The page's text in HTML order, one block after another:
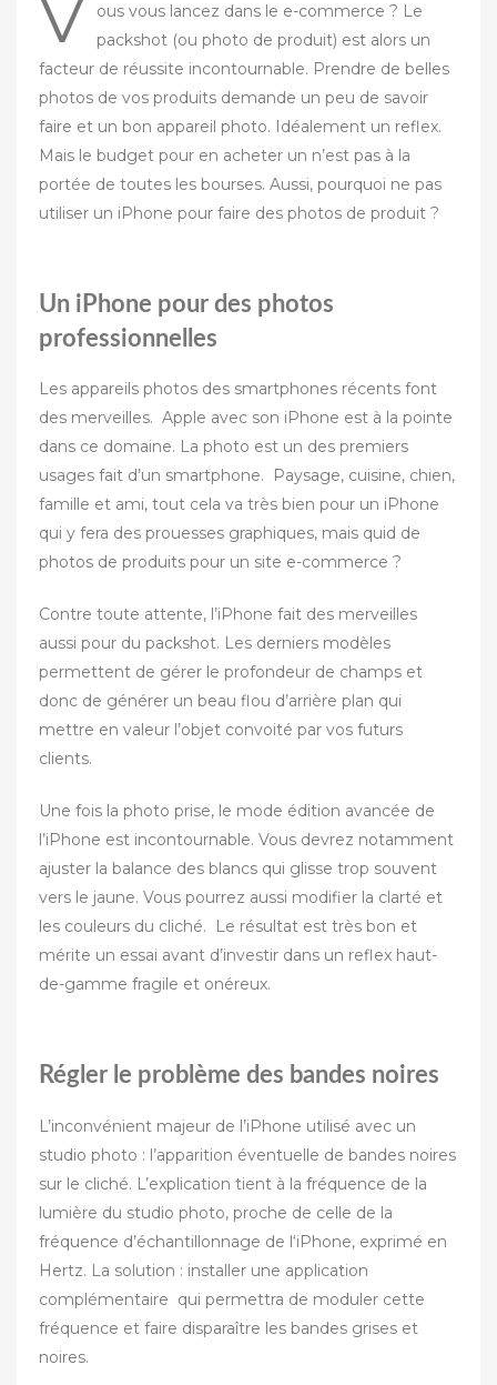
V
ous vous lancez dans le e-commerce ? Le
packshot (ou photo de produit) est alors un
facteur de réussite incontournable. Prendre de belles
photos de vos produits demande un peu de savoir
faire et un bon appareil photo. Idéalement un reflex.
Mais le budget pour en acheter un n’est pas à la
portée de toutes les bourses. Aussi, pourquoi ne pas
utiliser un iPhone pour faire des photos de produit ?
Un iPhone pour des photos
professionnelles
Les appareils photos des smartphones récents font
des merveilles. Apple avec son iPhone est à la pointe
dans ce domaine. La photo est un des premiers
usages fait d’un smartphone. Paysage, cuisine, chien,
famille et ami, tout cela va très bien pour un iPhone
qui y fera des prouesses graphiques, mais quid de
photos de produits pour un site e-commerce ?
Contre toute attente, l’iPhone fait des merveilles
aussi pour du packshot. Les derniers modèles
permettent de gérer le profondeur de champs et
donc de générer un beau flou d’arrière plan qui
mettre en valeur l’objet convoité par vos futurs
clients.
Une fois la photo prise, le mode édition avancée de
l’iPhone est incontournable. Vous devrez notamment
ajuster la balance des blancs qui glisse trop souvent
vers le jaune. Vous pourrez aussi modifier la clarté et
les couleurs du cliché. Le résultat est très bon et
mérite un essai avant d’investir dans un reflex haut-
de-gamme fragile et onéreux.
Régler le problème des bandes noires
L’inconvénient majeur de l’iPhone utilisé avec un
studio photo : l’apparition éventuelle de bandes noires
sur le cliché. L’explication tient à la fréquence de la
lumière du studio photo, proche de celle de la
fréquence d’échantillonnage de l‘iPhone, exprimé en
Hertz. La solution : installer une application
complémentaire qui permettra de moduler cette
fréquence et faire disparaître les bandes grises et
noires.